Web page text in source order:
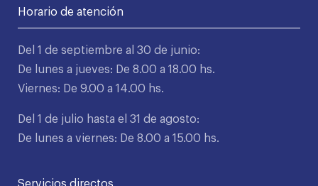
Horario de atención
Del 1 de septiembre al 30 de junio:
De lunes a jueves: De 8.00 a 18.00 hs.
Viernes: De 9.00 a 14.00 hs.
Del 1 de julio hasta el 31 de agosto:
De lunes a viernes: De 8.00 a 15.00 hs.